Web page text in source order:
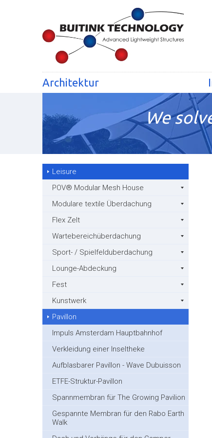
Architektur
We
Leisure
POV® Modular Mesh House
Modulare textile Überdachung
Flex Zelt
Wartebereichüberdachung
Sport- / Spielfelduberdachung
Lounge-Abdeckung
Fest
Kunstwerk
Pavillon
Impuls Amsterdam Hauptbahnhof
Verkleidung einer Inseltheke
Aufblasbarer Pavillon - Wave Dubuisson
ETFE-Struktur-Pavillon
Spannmembran für The Growing Pavilion
Gespannte Membran für den Rabo Earth
Walk